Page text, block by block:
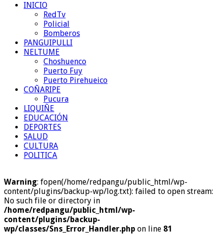
INICIO
RedTv
Policial
Bomberos
PANGUIPULLI
NELTUME
Choshuenco
Puerto Fuy
Puerto Pirehueico
COÑARIPE
Pucura
LIQUIÑE
EDUCACIÓN
DEPORTES
SALUD
CULTURA
POLITICA
Warning: fopen(/home/redpangu/public_html/wp-
content/plugins/backup-wp/log.txt): failed to open stream:
No such file or directory in
/home/redpangu/public_html/wp-
content/plugins/backup-
wp/classes/Sns_Error_Handler.php on line 81